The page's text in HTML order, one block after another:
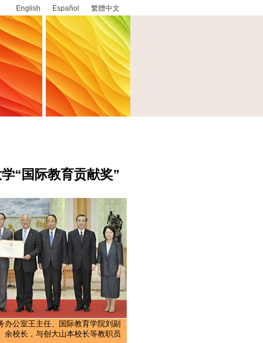
English Español 繁體中文
“国际教育贡献奖”
办公室王主任、国际教育学院刘副
余校长，与创大山本校长等教职员